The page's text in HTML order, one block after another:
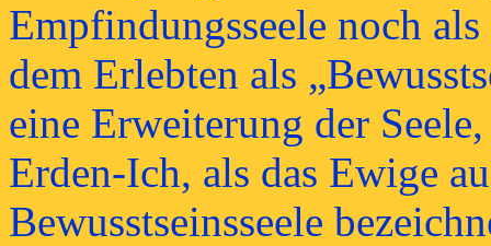
Empfindungsseele noch
dem Erlebten als
eine Erweiterung der
Erden-Ich, als das Ewige
Bewusstseinsseele